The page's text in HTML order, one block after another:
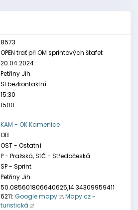
8573
OPEN trať při OM sprintových štafet
20.04.2024
Petřiny Jih
SI bezkontaktní
15:30
1500
KAM - OK Kamenice
OB
OST - Ostatní
P - Pražská, StČ - Středočeská
SP - Sprint
Petřiny Jih
50.085601806640625,14.34309959411
6211: Google mapy ,Mapy.cz -
turistická